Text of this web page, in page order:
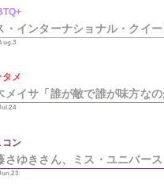
・インターナショナル・クイ
メ
メイサ「誰が敵で誰が味方な
コン
さゆきさん、ミス・ユニバー